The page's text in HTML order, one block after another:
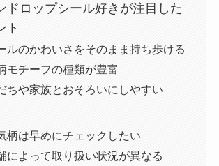
ドロップシール好きが注目した
ト
ルのかわいさをそのまま持ち歩ける
モチーフの種類が豊富
ちや家族とおそろいにしやすい
柄は早めにチェックしたい
によって取り扱い状況が異なる